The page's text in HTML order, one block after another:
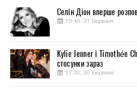
Селін Діон вперше
15:46, 31 Березня
Kylie Jenner і Timothée
стосунки зараз
17:50, 30 Березня